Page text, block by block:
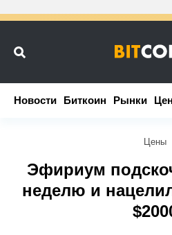
Новости Биткоин Рынки
Новости Биткоин Рынки
Цены
Эфириум
неделю и